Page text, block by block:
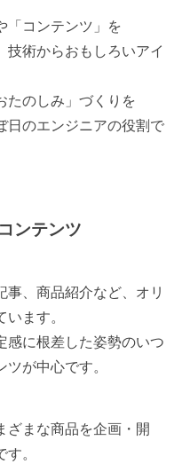
「コンテンツ」を
術からおもしろいアイ
たのしみ」づくりを
日のエンジニアの役割で
ンテンツ
、商品紹介など、オリ
ます。
感に根差した姿勢のいつ
が中心です。
ざまな商品を企画・開
。